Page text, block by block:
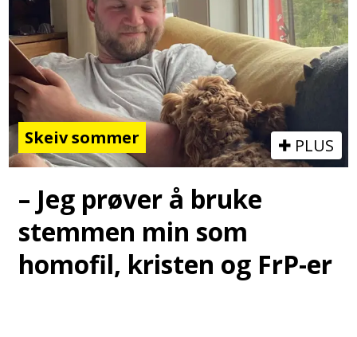
Skeiv sommer PLUS
– Jeg prøver å bruke
stemmen min som
homofil, kristen og FrP-er